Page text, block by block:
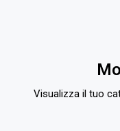
Visualizza il tuo